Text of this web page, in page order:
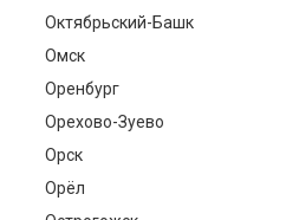
Октябрьский-Башк
Омск
Оренбург
Орехово-Зуево
Орск
Орёл